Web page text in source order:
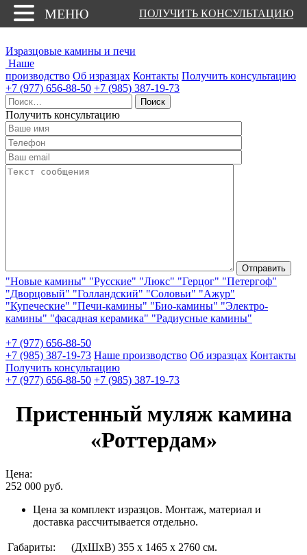
Изразцовые камины и печи
Наше
производство Об изразцах Контакты Получить консультацию
+7 (977) 656-88-50 +7 (985) 387-19-73
Найти:
Получить консультацию
"Новые камины" "Русские" "Люкс" "Герцог" "Петергоф"
"Дворцовый" "Голландский" "Соловьи" "Ажур"
"Купеческие" "Печи-камины" "Био-камины" "Электро-
камины" "фасадная керамика" "Радиусные камины"
+7 (977) 656-88-50
+7 (985) 387-19-73 Наше производство Об изразцах Контакты
Получить консультацию
+7 (977) 656-88-50 +7 (985) 387-19-73
Пристенный муляж камина
«Роттердам»
Цена:
252 000 руб.
Цена за комплект изразцов. Монтаж, материал и
доставка рассчитывается отдельно.
Габариты:
(ДхШхВ) 355 х 1465 х 2760 см.
МЕНЮ ПОЛУЧИТЬ КОНСУЛЬТАЦИЮ